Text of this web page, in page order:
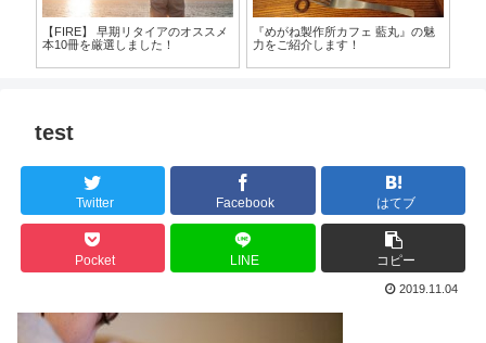
【FIRE】 早期リタイアのオススメ
本10冊を厳選しました！
『めがね製作所カフェ 藍丸』の魅
力をご紹介します！
test
Twitter Facebook はてブ
Pocket LINE コピー
2019.11.04